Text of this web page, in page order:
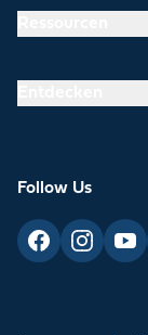
Follow Us